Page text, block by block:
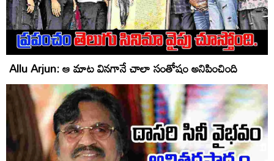
Allu Arjun: ఆ మాట వినగానే చాలా సంతోషం అనిపించింది